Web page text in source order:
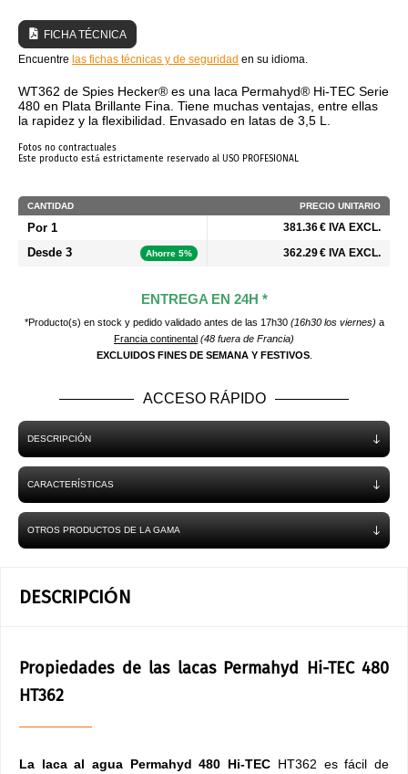
FICHA TÉCNICA
Encuentre las fichas técnicas y de seguridad en su idioma.
WT362 de Spies Hecker® es una laca Permahyd® Hi-TEC Serie
480 en Plata Brillante Fina. Tiene muchas ventajas, entre ellas
la rapidez y la flexibilidad. Envasado en latas de 3,5 L.
Fotos no contractuales
Este producto está estrictamente reservado al USO PROFESIONAL
CANTIDAD PRECIO UNITARIO
Por 1 381.36 € IVA EXCL.
Desde 3 Ahorre 5% 362.29 € IVA EXCL.
ENTREGA EN 24H *
*Producto(s) en stock y pedido validado antes de las 17h30 (16h30 los viernes) a
Francia continental (48 fuera de Francia)
EXCLUIDOS FINES DE SEMANA Y FESTIVOS.
ACCESO RÁPIDO
DESCRIPCIÓN
CARACTERÍSTICAS
OTROS PRODUCTOS DE LA GAMA
DESCRIPCIÓN
Propiedades de las lacas Permahyd Hi-TEC 480
HT362
La laca al agua Permahyd 480 Hi-TEC HT362 es fácil de